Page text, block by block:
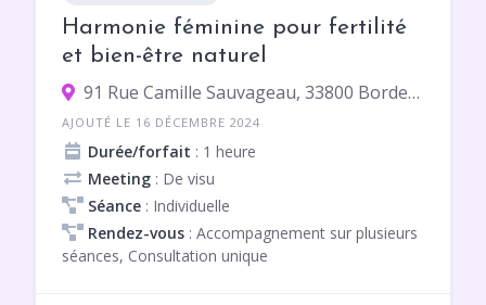
Harmonie féminine pour fertilité
et bien-être naturel
91 Rue Camille Sauvageau, 33800 Bordeaux
AJOUTÉ LE 16 DÉCEMBRE 2024
Durée/forfait : 1 heure
Meeting : De visu
Séance : Individuelle
Rendez-vous : Accompagnement sur plusieurs
séances, Consultation unique